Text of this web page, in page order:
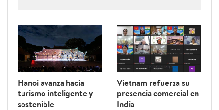
presidente de la Asamblea Nacional de Laos.
Hanoi avanza hacia
turismo inteligente y
sostenible
Vietnam refuerza su
presencia comercial en
India